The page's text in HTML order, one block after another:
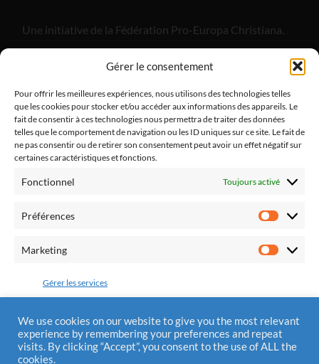
Gérer le consentement
Pour offrir les meilleures expériences, nous utilisons des technologies telles
que les cookies pour stocker et/ou accéder aux informations des appareils. Le
fait de consentir à ces technologies nous permettra de traiter des données
telles que le comportement de navigation ou les ID uniques sur ce site. Le fait de
ne pas consentir ou de retirer son consentement peut avoir un effet négatif sur
certaines caractéristiques et fonctions.
Fonctionnel Toujours activé
Préférences
Marketing
Gérer les services
Accepter
Refuser
Une initiative de la Fédération Pro-Europa Christiana.
dans notre pays et dans nos familles par le retour à la
pratique religieuse.
Fédération Pro Europa Christiana
28170 St Sauveur Marville
Tél.: 0810 310 025
Mentions Légales
We use cookies on our website to give you the most relevant
experience by remembering your preferences and repeat
visits. By clicking “Accept”, you consent to the use of ALL the
cookies.